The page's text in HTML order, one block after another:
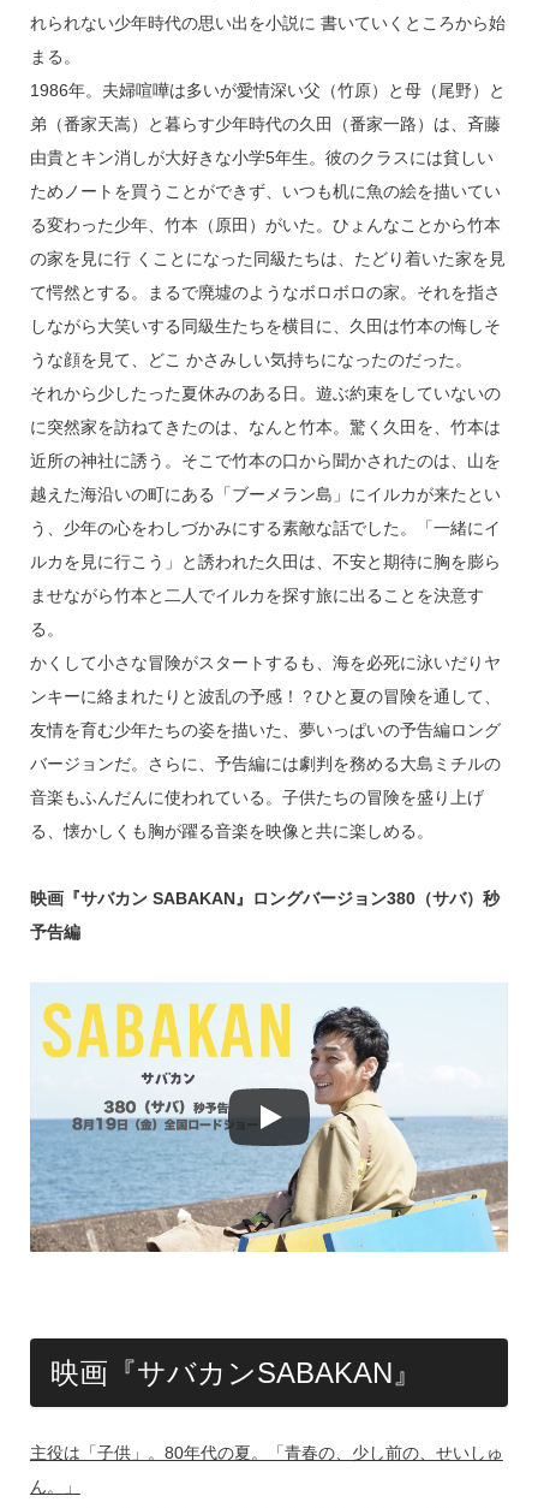
れられない少年時代の思い出を小説に 書いていくところから始
まる。
1986年。夫婦喧嘩は多いが愛情深い父（竹原）と母（尾野）と
弟（番家天嵩）と暮らす少年時代の久田（番家一路）は、斉藤
由貴とキン消しが大好きな小学5年生。彼のクラスには貧しい
ためノートを買うことができず、いつも机に魚の絵を描いてい
る変わった少年、竹本（原田）がいた。ひょんなことから竹本
の家を見に行 くことになった同級たちは、たどり着いた家を見
て愕然とする。まるで廃墟のようなボロボロの家。それを指さ
しながら大笑いする同級生たちを横目に、久田は竹本の悔しそ
うな顔を見て、どこ かさみしい気持ちになったのだった。
それから少したった夏休みのある日。遊ぶ約束をしていないの
に突然家を訪ねてきたのは、なんと竹本。驚く久田を、竹本は
近所の神社に誘う。そこで竹本の口から聞かされたのは、山を
越えた海沿いの町にある「ブーメラン島」にイルカが来たとい
う、少年の心をわしづかみにする素敵な話でした。「一緒にイ
ルカを見に行こう」と誘われた久田は、不安と期待に胸を膨ら
ませながら竹本と二人でイルカを探す旅に出ることを決意す
る。
かくして小さな冒険がスタートするも、海を必死に泳いだりヤ
ンキーに絡まれたりと波乱の予感！？ひと夏の冒険を通して、
友情を育む少年たちの姿を描いた、夢いっぱいの予告編ロング
バージョンだ。さらに、予告編には劇判を務める大島ミチルの
音楽もふんだんに使われている。子供たちの冒険を盛り上げ
る、懐かしくも胸が躍る音楽を映像と共に楽しめる。
映画『サバカン SABAKAN』ロングバージョン380（サバ）秒
予告編
映画『サバカンSABAKAN』
主役は「子供」。80年代の夏。「青春の、少し前の、せいしゅ
ん。」